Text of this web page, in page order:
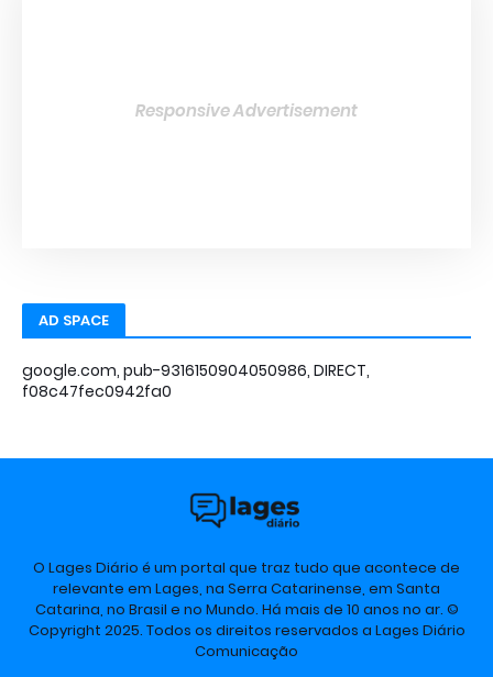
Responsive Advertisement
AD SPACE
google.com, pub-9316150904050986, DIRECT,
f08c47fec0942fa0
O Lages Diário é um portal que traz tudo que acontece de
relevante em Lages, na Serra Catarinense, em Santa
Catarina, no Brasil e no Mundo. Há mais de 10 anos no ar. ©
Copyright 2025. Todos os direitos reservados a Lages Diário
Comunicação